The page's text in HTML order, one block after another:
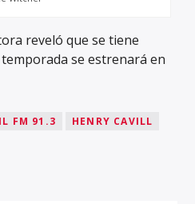
reveló que se tiene
se estrenará en
FM 91.3
HENRY CAVILL